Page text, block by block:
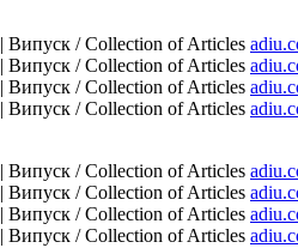
| Випуск / Collection of Articles
| Випуск / Collection of Articles
| Випуск / Collection of Articles
| Випуск / Collection of Articles
| Випуск / Collection of Articles
| Випуск / Collection of Articles
| Випуск / Collection of Articles
| Випуск / Collection of Articles